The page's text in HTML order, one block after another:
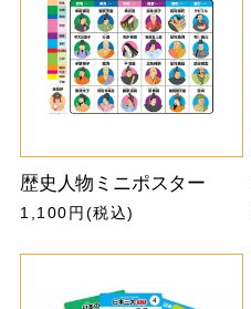
歴史人物ミニポスター
1,100円(税込)